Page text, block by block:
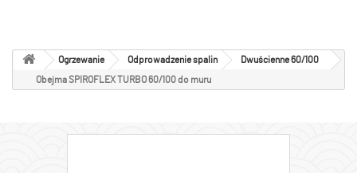
Ogrzewanie Odprowadzenie spalin Dwuścienne 60/100
Obejma SPIROFLEX TURBO 60/100 do muru